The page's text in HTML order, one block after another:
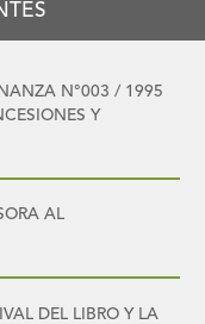
N°003 / 1995
Y
AL
DEL LIBRO Y LA